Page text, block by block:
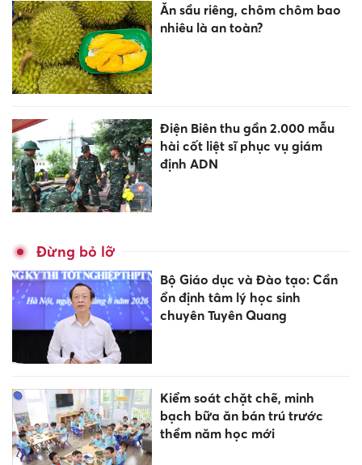
Ăn sầu riêng, chôm chôm bao
nhiêu là an toàn?
Điện Biên thu gần 2.000 mẫu
hài cốt liệt sĩ phục vụ giám
định ADN
Đừng bỏ lỡ
Bộ Giáo dục và Đào tạo: Cần
ổn định tâm lý học sinh
chuyên Tuyên Quang
Kiểm soát chặt chẽ, minh
bạch bữa ăn bán trú trước
thềm năm học mới